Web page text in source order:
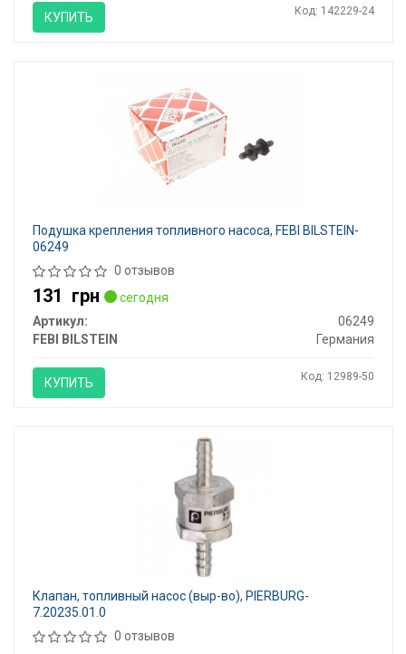
КУПИТЬ Код: 142229-24
Подушка крепления топливного насоса, FEBI BILSTEIN-
06249
0 отзывов
131 грн
сегодня
Артикул:
06249
FEBI BILSTEIN
Германия
КУПИТЬ Код: 12989-50
Клапан, топливный насос (выр-во), PIERBURG-
7.20235.01.0
0 отзывов